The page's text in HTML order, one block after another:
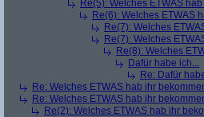
Re(5): Welches ETWAS
Re(6): Welches ETWAS
Re(7): Welches
Re(7): Welches
Re(8): Welches
Dafür habe ich...
Re: Dafür
Re: Welches ETWAS hab ihr
Re: Welches ETWAS hab ihr
Re(2): Welches ETWAS hab ihr